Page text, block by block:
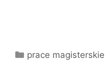
Kategorie
prace magisterskie